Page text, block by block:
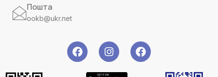
Пошта
ookb@ukr.net